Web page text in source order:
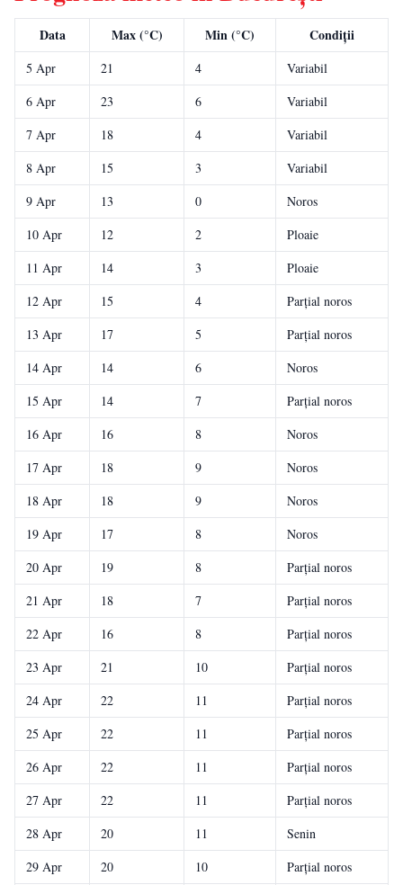
Data Max (°C) Min (°C) Condiții
5 Apr 21 4
Variabil
6 Apr
23 6
Variabil
7 Apr
18 4
Variabil
8 Apr
15 3
Variabil
9 Apr
13 0
Noros
10 Apr
12 2
Ploaie
11 Apr
14 3
Ploaie
12 Apr
15 4
Parțial noros
13 Apr
17 5
Parțial noros
14 Apr
14 6
Noros
15 Apr
14 7
Parțial noros
16 Apr
16 8
Noros
17 Apr
18 9
Noros
18 Apr
18 9
Noros
19 Apr
17 8
Noros
20 Apr
19 8
Parțial noros
21 Apr
18 7
Parțial noros
22 Apr
16 8
Parțial noros
23 Apr
21 10
Parțial noros
24 Apr
22 11
Parțial noros
25 Apr
22 11
Parțial noros
26 Apr
22 11
Parțial noros
27 Apr
22 11
Parțial noros
28 Apr
20 11
Senin
29 Apr
20 10
Parțial noros